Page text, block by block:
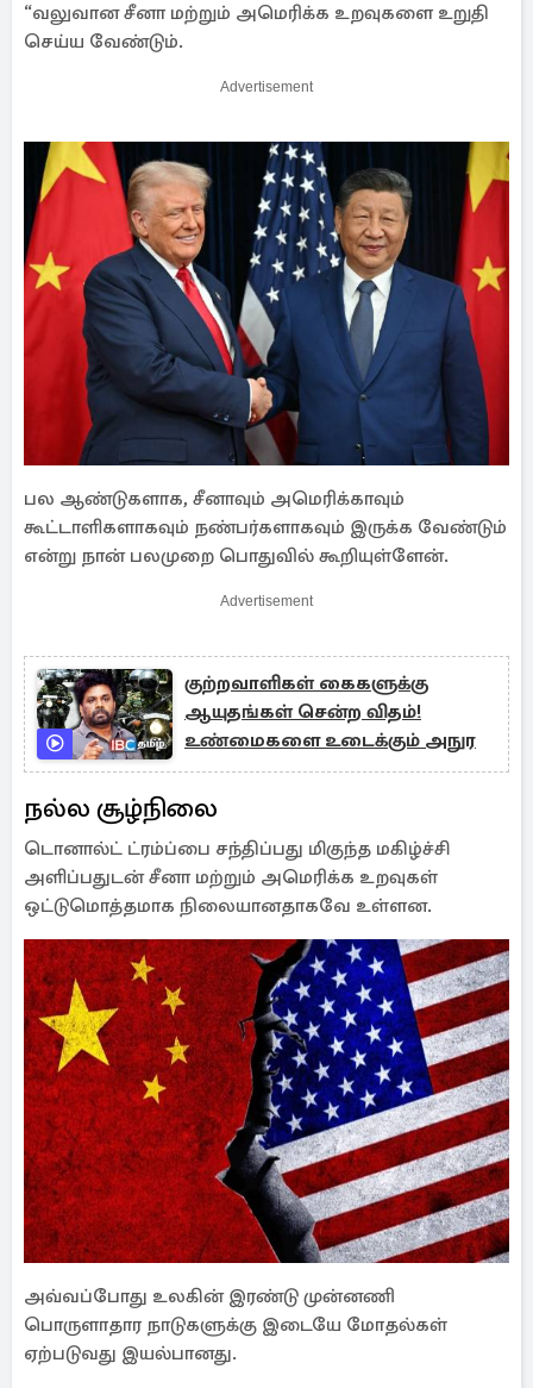
“வலுவான சீனா மற்றும் அமெரிக்க உறவுகளை உறுதி
செய்ய வேண்டும்.
Advertisement
பல ஆண்டுகளாக, சீனாவும் அமெரிக்காவும்
கூட்டாளிகளாகவும் நண்பர்களாகவும் இருக்க வேண்டும்
என்று நான் பலமுறை பொதுவில் கூறியுள்ளேன்.
Advertisement
குற்றவாளிகள் கைகளுக்கு
ஆயுதங்கள் சென்ற விதம்!
உண்மைகளை உடைக்கும் அநுர
நல்ல சூழ்நிலை
டொனால்ட் ட்ரம்ப்பை சந்திப்பது மிகுந்த மகிழ்ச்சி
அளிப்பதுடன் சீனா மற்றும் அமெரிக்க உறவுகள்
ஒட்டுமொத்தமாக நிலையானதாகவே உள்ளன.
அவ்வப்போது உலகின் இரண்டு முன்னணி
பொருளாதார நாடுகளுக்கு இடையே மோதல்கள்
ஏற்படுவது இயல்பானது.